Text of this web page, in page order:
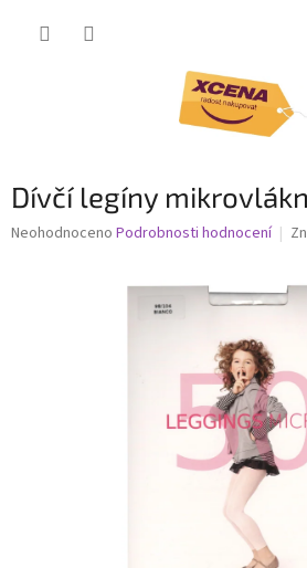
Dívčí legíny
Průměrné
Neohodnoceno Podrobnosti hodnocení